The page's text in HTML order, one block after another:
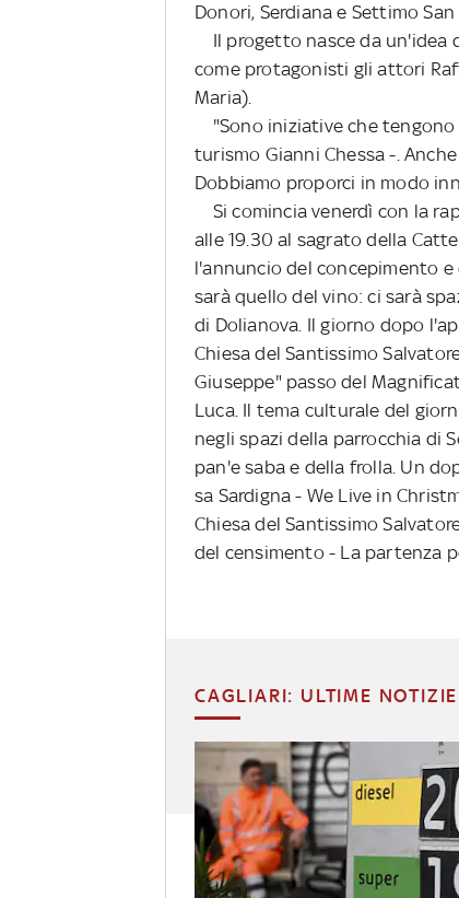
Donori, Serdiana e Settimo
Il progetto nasce da un'idea
come protagonisti gli attori
Maria).
"Sono iniziative che tengono
turismo Gianni Chessa -.
Dobbiamo proporci in modo
Si comincia venerdì con la
alle 19.30 al sagrato della
l'annuncio del concepimento
sarà quello del vino: ci sarà
di Dolianova. Il giorno dopo
Chiesa del Santissimo
Giuseppe" passo del
Luca. Il tema culturale del
negli spazi della parrocchia di
pan'e saba e della frolla. Un
sa Sardigna - We Live in
Chiesa del Santissimo
del censimento - La partenza
CAGLIARI: ULTIME NOTIZIE